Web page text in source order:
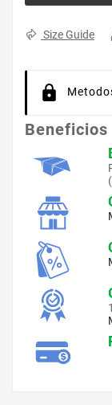
Size Guide
Beneficios